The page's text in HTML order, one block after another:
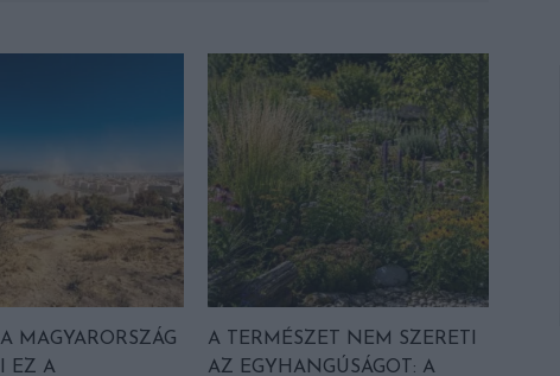
MAGYARORSZÁG
EZ A
A TERMÉSZET NEM SZERETI
AZ EGYHANGÚSÁGOT: A